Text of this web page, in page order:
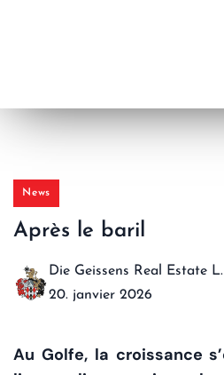
News
Après le baril
Die Geissens Real Estate
20. janvier 2026
Au Golfe, la croissance